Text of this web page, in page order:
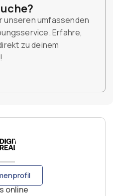
unseren umfassenden
Erfahre,
zu deinem
online